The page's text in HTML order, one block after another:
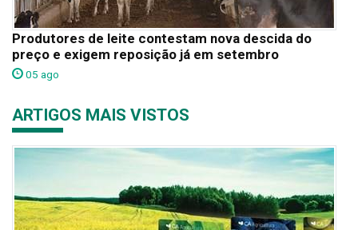
Produtores de leite contestam nova descida do
preço e exigem reposição já em setembro
05 ago
ARTIGOS MAIS VISTOS